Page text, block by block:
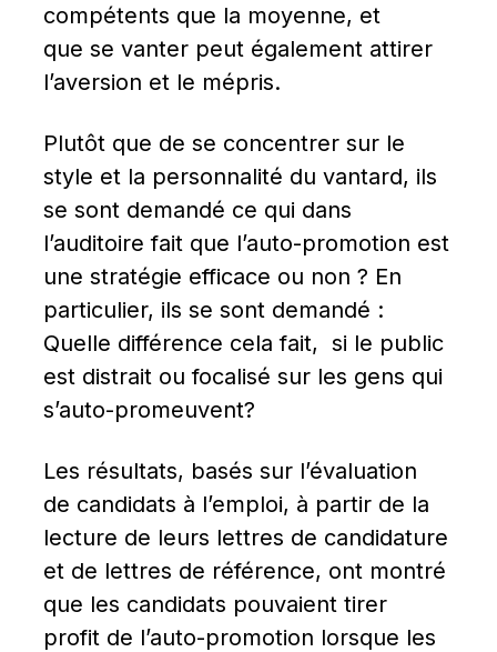
compétents que la moyenne, et
que se vanter peut également attirer
l’aversion et le mépris.
Plutôt que de se concentrer sur le
style et la personnalité du vantard, ils
se sont demandé ce qui dans
l’auditoire fait que l’auto-promotion est
une stratégie efficace ou non ? En
particulier, ils se sont demandé :
Quelle différence cela fait,  si le public
est distrait ou focalisé sur les gens qui
s’auto-promeuvent?
Les résultats, basés sur l’évaluation
de candidats à l’emploi, à partir de la
lecture de leurs lettres de candidature
et de lettres de référence, ont montré
que les candidats pouvaient tirer
profit de l’auto-promotion lorsque les